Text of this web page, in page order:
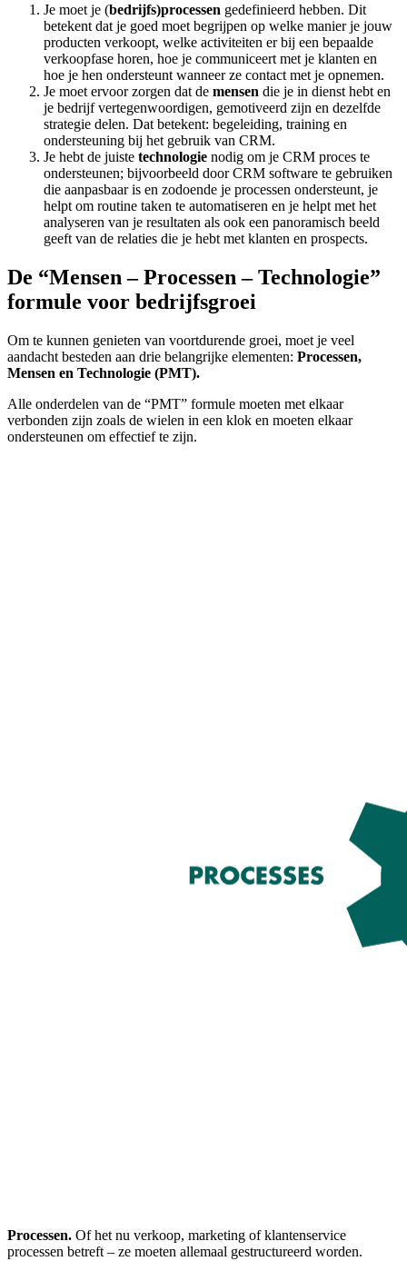
Je moet je (bedrijfs)processen gedefinieerd hebben. Dit
betekent dat je goed moet begrijpen op welke manier je jouw
producten verkoopt, welke activiteiten er bij een bepaalde
verkoopfase horen, hoe je communiceert met je klanten en
hoe je hen ondersteunt wanneer ze contact met je opnemen.
Je moet ervoor zorgen dat de mensen die je in dienst hebt en
je bedrijf vertegenwoordigen, gemotiveerd zijn en dezelfde
strategie delen. Dat betekent: begeleiding, training en
ondersteuning bij het gebruik van CRM.
Je hebt de juiste technologie nodig om je CRM proces te
ondersteunen; bijvoorbeeld door CRM software te gebruiken
die aanpasbaar is en zodoende je processen ondersteunt, je
helpt om routine taken te automatiseren en je helpt met het
analyseren van je resultaten als ook een panoramisch beeld
geeft van de relaties die je hebt met klanten en prospects.
De “Mensen – Processen – Technologie”
formule voor bedrijfsgroei
Om te kunnen genieten van voortdurende groei, moet je veel
aandacht besteden aan drie belangrijke elementen: Processen,
Mensen en Technologie (PMT).
Alle onderdelen van de “PMT” formule moeten met elkaar
verbonden zijn zoals de wielen in een klok en moeten elkaar
ondersteunen om effectief te zijn.
Processen. Of het nu verkoop, marketing of klantenservice
processen betreft – ze moeten allemaal gestructureerd worden.